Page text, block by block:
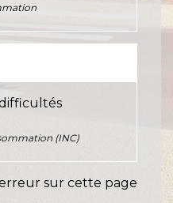
(INC)
sur cette page